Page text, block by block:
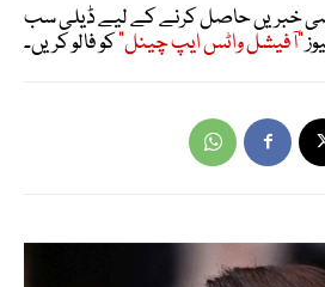
خبریں حاصل کرنے کے لیے ڈیلی سب
"آفیشل واٹس ایپ چینل"کو فالو کریں۔